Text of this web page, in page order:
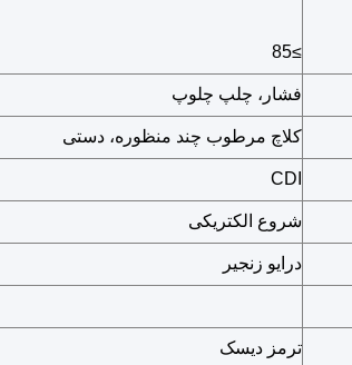
≥85
فشار، چلپ چلوپ
کلاچ مرطوب چند منظوره، دستی
CDI
شروع الکتریکی
درایو زنجیر
ترمز دیسک